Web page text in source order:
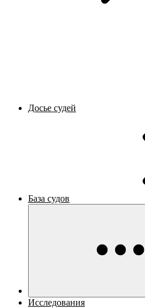
Досье судей
База судов
Исследования